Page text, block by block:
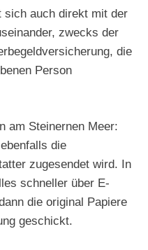
auch direkt mit der
zwecks der
die
Person
am Steinernen Meer:
die
zugesendet wird. In
schneller über E-
die original Papiere
geschickt.